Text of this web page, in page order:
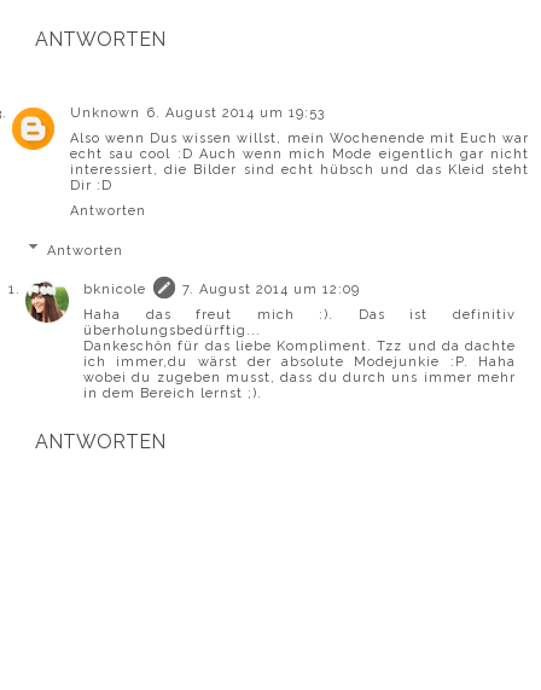
ANTWORTEN
Unknown
6. August 2014 um 19:53
Also wenn Dus wissen willst, mein Wochenende mit Euch war
echt sau cool :D Auch wenn mich Mode eigentlich gar nicht
interessiert, die Bilder sind echt hübsch und das Kleid steht
Dir :D
Antworten
Antworten
bknicole
7. August 2014 um 12:09
Haha das freut mich :). Das ist definitiv
überholungsbedürftig...
Dankeschön für das liebe Kompliment. Tzz und da dachte
ich immer,du wärst der absolute Modejunkie :P. Haha
wobei du zugeben musst, dass du durch uns immer mehr
in dem Bereich lernst ;).
ANTWORTEN